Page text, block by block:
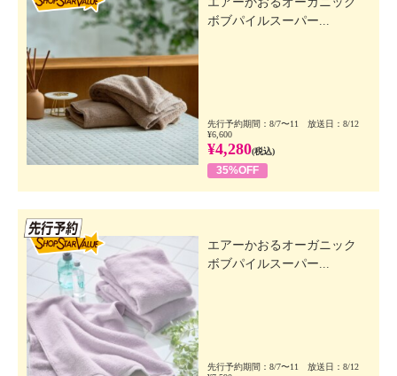
ボブパイルスーパー...
先行予約期間：8/7〜11 放送日：8/12
¥6,600
¥4,280(税込)
35%OFF
エアーかおるオーガニック
ボブパイルスーパー...
先行予約期間：8/7〜11 放送日：8/12